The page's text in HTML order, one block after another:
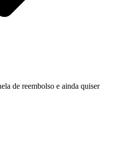
de reembolso e ainda quiser